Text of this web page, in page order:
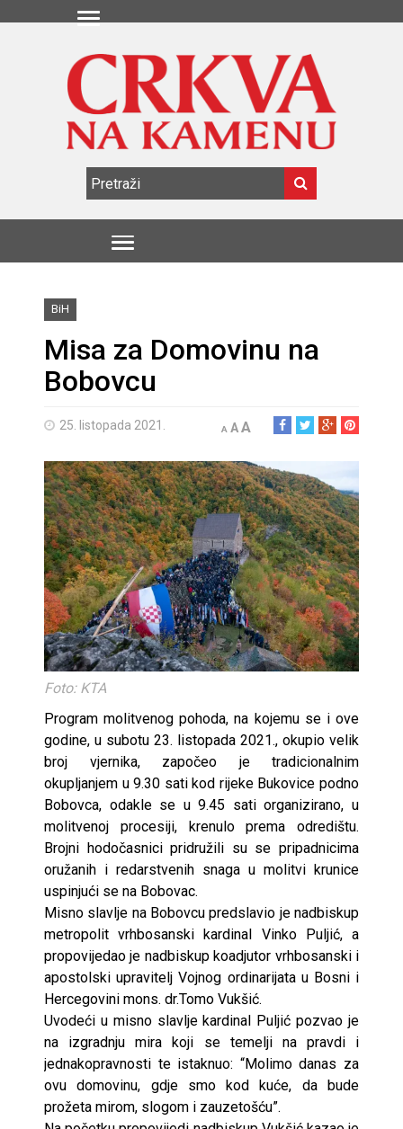
BiH
Misa za Domovinu na
Bobovcu
25. listopada 2021. A AA
Foto: KTA
Program molitvenog pohoda, na kojemu se i ove
godine, u subotu 23. listopada 2021., okupio velik
broj vjernika, započeo je tradicionalnim
okupljanjem u 9.30 sati kod rijeke Bukovice podno
Bobovca, odakle se u 9.45 sati organizirano, u
molitvenoj procesiji, krenulo prema odredištu.
Brojni hodočasnici pridružili su se pripadnicima
oružanih i redarstvenih snaga u molitvi krunice
uspinjući se na Bobovac.
Misno slavlje na Bobovcu predslavio je nadbiskup
metropolit vrhbosanski kardinal Vinko Puljić, a
propovijedao je nadbiskup koadjutor vrhbosanski i
apostolski upravitelj Vojnog ordinarijata u Bosni i
Hercegovini mons. dr.Tomo Vukšić.
Uvodeći u misno slavlje kardinal Puljić pozvao je
na izgradnju mira koji se temelji na pravdi i
jednakopravnosti te istaknuo: “Molimo danas za
ovu domovinu, gdje smo kod kuće, da bude
prožeta mirom, slogom i zauzetošću”.